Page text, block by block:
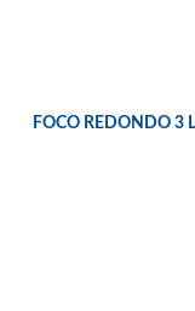
FOCO REDONDO 3